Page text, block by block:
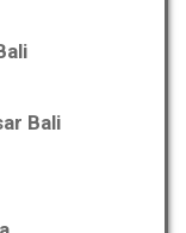
Bali